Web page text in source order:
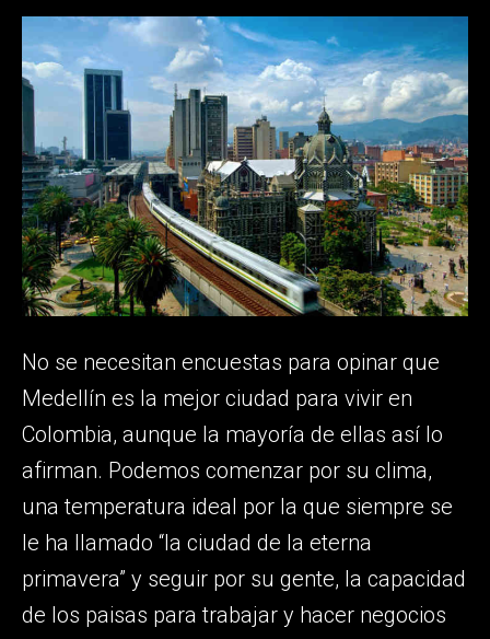
No se necesitan encuestas para opinar que
Medellín es la mejor ciudad para vivir en
Colombia, aunque la mayoría de ellas así lo
afirman. Podemos comenzar por su clima,
una temperatura ideal por la que siempre se
le ha llamado “la ciudad de la eterna
primavera” y seguir por su gente, la capacidad
de los paisas para trabajar y hacer negocios